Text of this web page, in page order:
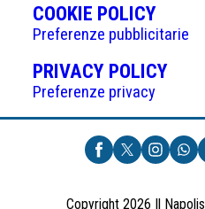
COOKIE POLICY(APRE
IN
UNA
NUOVA
Preferenze pubblicitarie
PRIVACY POLICY(APRE
UNA
Preferenze privacy
Copyright 2026 Il